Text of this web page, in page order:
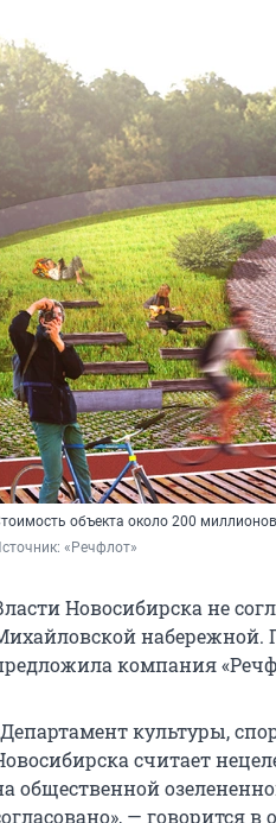
объекта около 200 миллионов
«Речфлот»
Новосибирска не
набережной.
компания
культуры,
считает
общественной
— говорится в